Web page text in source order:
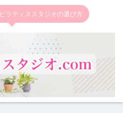
ラティススタジオの選び方